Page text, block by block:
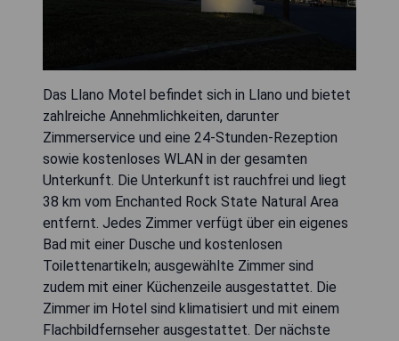
Das Llano Motel befindet sich in Llano und bietet
zahlreiche Annehmlichkeiten, darunter
Zimmerservice und eine 24-Stunden-Rezeption
sowie kostenloses WLAN in der gesamten
Unterkunft. Die Unterkunft ist rauchfrei und liegt
38 km vom Enchanted Rock State Natural Area
entfernt. Jedes Zimmer verfügt über ein eigenes
Bad mit einer Dusche und kostenlosen
Toilettenartikeln; ausgewählte Zimmer sind
zudem mit einer Küchenzeile ausgestattet. Die
Zimmer im Hotel sind klimatisiert und mit einem
Flachbildfernseher ausgestattet. Der nächste